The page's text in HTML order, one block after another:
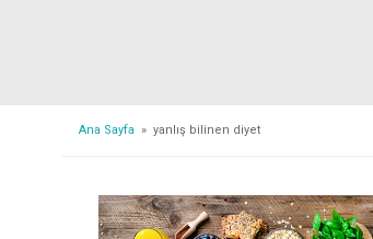
Ana Sayfa » yanlış bilinen diyet